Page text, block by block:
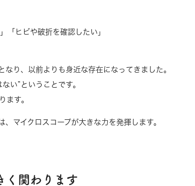
「ヒビや破折を確認したい」
り、以前よりも身近な存在になってきました。
い” ということです。
ます。
マイクロスコープが大きな力を発揮します。
く関わります